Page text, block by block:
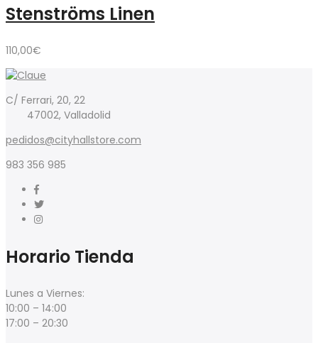
Stenströms Linen
110,00€
C/ Ferrari, 20, 22
47002, Valladolid
pedidos@cityhallstore.com
983 356 985
Horario Tienda
Lunes a Viernes:
10:00 – 14:00
17:00 – 20:30